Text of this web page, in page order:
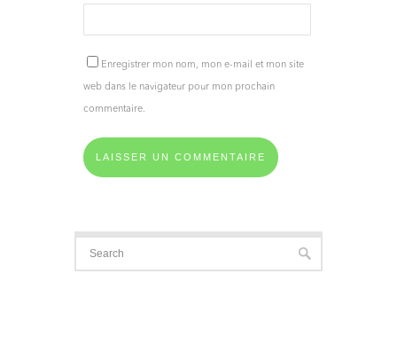
Enregistrer mon nom, mon e-mail et mon site
web dans le navigateur pour mon prochain
commentaire.